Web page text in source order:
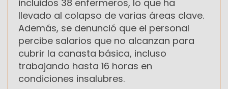
incluidos 38 enfermeros, lo que ha
llevado al colapso de varias áreas clave.
Además, se denunció que el personal
percibe salarios que no alcanzan para
cubrir la canasta básica, incluso
trabajando hasta 16 horas en
condiciones insalubres.